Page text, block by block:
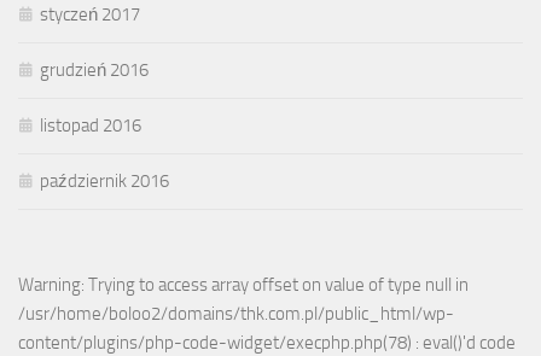
styczeń 2017
grudzień 2016
listopad 2016
październik 2016
Warning: Trying to access array offset on value of type null in
/usr/home/boloo2/domains/thk.com.pl/public_html/wp-
content/plugins/php-code-widget/execphp.php(78) : eval()'d code